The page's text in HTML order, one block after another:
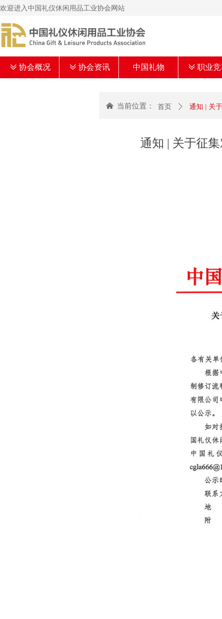
欢迎进入中国礼仪休闲用品工业协会网站
ꅂ 协会概况 ꅂ 协会资讯 中国礼物 ꅂ 职业
通知 | 关于征
낀 当前位置： 首页 ꄲ 通知 | 关